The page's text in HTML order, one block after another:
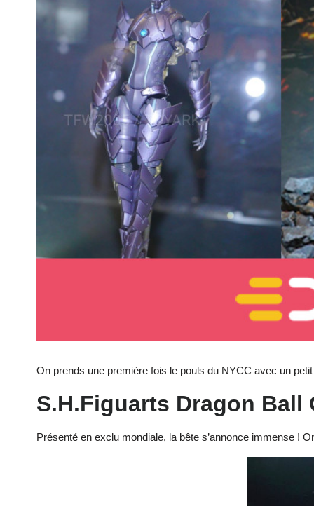
On prends une première fois le pouls du NYCC avec un
S.H.Figuarts Dragon Ball
Présenté en exclu mondiale, la bête s’annonce immense !